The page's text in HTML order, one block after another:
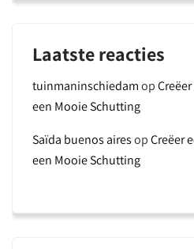
Laatste reacties
tuinmaninschiedamop
een Mooie Schutting
Saïda buenos airesopCreëer
een Mooie Schutting